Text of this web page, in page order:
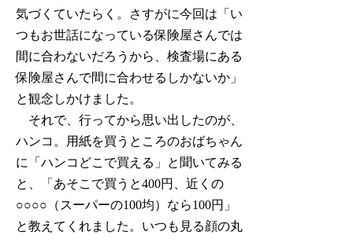
気づくていたらく。さすがに今回は「い
つもお世話になっている保険屋さんでは
間に合わないだろうから、検査場にある
保険屋さんで間に合わせるしかないか」
と観念しかけました。
それで、行ってから思い出したのが、
ハンコ。用紙を買うところのおばちゃん
に「ハンコどこで買える」と聞いてみる
と、「あそこで買うと400円、近くの
○○○○（スーパーの100均）なら100円」
と教えてくれました。いつも見る顔の丸